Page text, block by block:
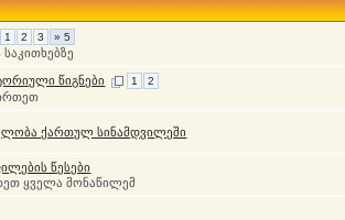
1 2 3 » 5
წიგნები 1 2
ქართულ სინამდვილეში
წესები
ყველა მონაწილემ